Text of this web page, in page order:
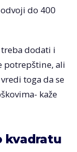
do 400
treba dodati i
potrepštine, ali
toga da se
kaže
kvadratu